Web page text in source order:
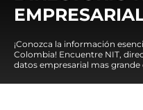
¡Conozca la información
Colombia! Encuentre NIT,
datos empresarial mas grande